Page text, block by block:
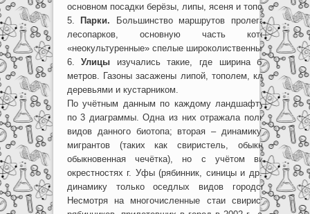
основном посадки берёзы, липы, ясеня и тополя.
5.Парки. Большинство маршрутов пролегало по
лесопарков, основную часть которых
«неокультуренные» спелые широколиственные леса.
6.Улицы изучались такие, где ширина была не
метров. Газоны засажены липой, тополем, клёном,
деревьями и кустарником.
По учётным данным по каждому ландшафту было
по 3 диаграммы. Одна из них отражала полную
видов данного биотопа; вторая – динамику без
мигрантов (таких как свиристель, обыкновенный
обыкновенная чечётка), но с учётом видов,
окрестностях г. Уфы (рябинник, синицы и др.); третья
динамику только оседлых видов городской
Несмотря на многочисленные стаи свиристелей,